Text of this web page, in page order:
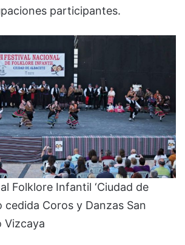
participantes.
Folklore Infantil ‘Ciudad de
cedida Coros y Danzas San
Vizcaya